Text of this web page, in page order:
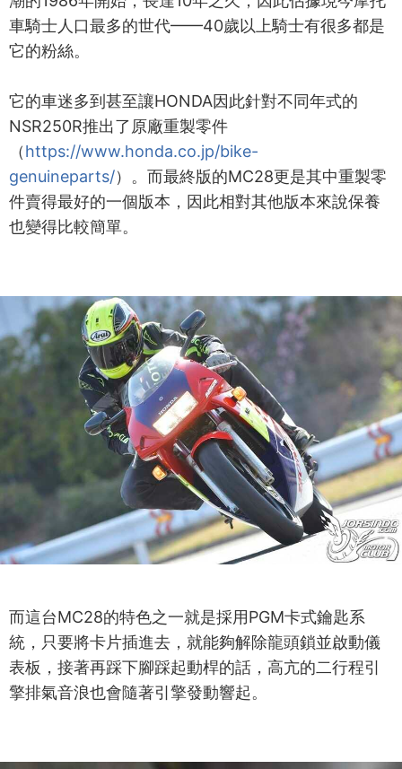
車騎士人口最多的世代——40歲以上騎士有很多都是
它的粉絲。
它的車迷多到甚至讓HONDA因此針對不同年式的
NSR250R推出了原廠重製零件
（https://www.honda.co.jp/bike-
genuineparts/）。而最終版的MC28更是其中重製零
件賣得最好的一個版本，因此相對其他版本來說保養
也變得比較簡單。
而這台MC28的特色之一就是採用PGM卡式鑰匙系
統，只要將卡片插進去，就能夠解除龍頭鎖並啟動儀
表板，接著再踩下腳踩起動桿的話，高亢的二行程引
擎排氣音浪也會隨著引擎發動響起。